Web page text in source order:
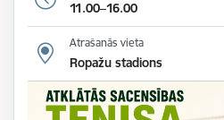
11.00–16.00
Atrašanās vieta
Ropažu stadions